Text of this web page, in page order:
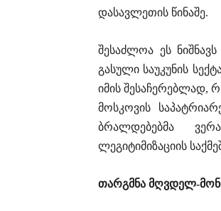
დასავლეთის წინაშე.
შესაძლოა ეს
გასული საუკუნის
იმის შესაჩერებლად,
მოსკოვის
ბრალდებებმა
ლეგიტიმიზაციის
თარგმნა მღვდელ-